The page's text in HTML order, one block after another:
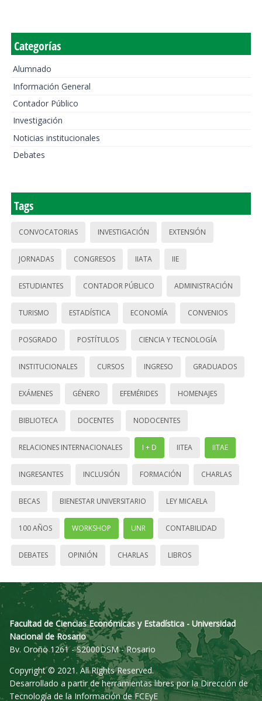
Categorías
Alumnado
Información General
Contador Público
Investigación
Noticias institucionales
Debates
Tags
CONVOCATORIAS INVESTIGACIÓN EXTENSIÓN
JORNADAS CONGRESOS IIATA IIE
ESTUDIANTES CONTADOR PÚBLICO ADMINISTRACIÓN
TURISMO ESTADÍSTICA ECONOMÍA CONVENIOS
POSGRADO POSTÍTULOS CIENCIA Y TECNOLOGÍA
INSTITUCIONALES CURSOS INGRESO GRADUADOS
EXÁMENES GÉNERO EFEMÉRIDES HOMENAJES
BIBLIOTECA DOCENTES NODOCENTES
RELACIONES INTERNACIONALES I + D IITEA IITAE
INGRESANTES INCLUSIÓN FORMACIÓN CHARLAS
BECAS BIENESTAR UNIVERSITARIO LEY MICAELA
100 AÑOS WORKSHOP UNR CONTABILIDAD
DEBATES OPINIÓN CHARLAS LIBROS
Facultad de Ciencias Económicas y Estadística - Universidad
Nacional de Rosario
Bv. Oroño 1261 - S2000DSM - Rosario
Copyright © 2021. All Rights Reserved.
Desarrollado a partir de herramientas libres por la Dirección de
Tecnología de la Información de FCEyE